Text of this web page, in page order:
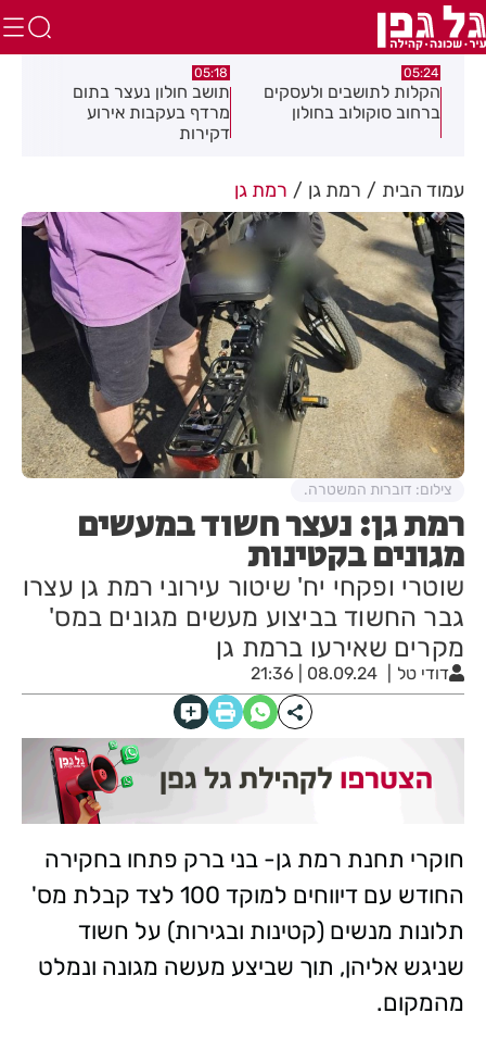
05:24
הקלות לתושבים ולעסקים
ברחוב סוקולוב בחולון
05:18
תושב חולון נעצר בתום
מרדף בעקבות אירוע
דקירות
עמוד הבית רמת גן רמת גן
רמת גן: נעצר חשוד במעשים
מגונים בקטינות
שוטרי ופקחי יח' שיטור עירוני רמת גן עצרו
גבר החשוד בביצוע מעשים מגונים במס'
מקרים שאירעו ברמת גן
דודי טל 08.09.24 | 21:36
צילום: דוברות המשטרה.
חוקרי תחנת רמת גן- בני ברק פתחו בחקירה
החודש עם דיווחים למוקד 100 לצד קבלת מס'
תלונות מנשים (קטינות ובגירות) על חשוד
שניגש אליהן, תוך שביצע מעשה מגונה ונמלט
מהמקום.